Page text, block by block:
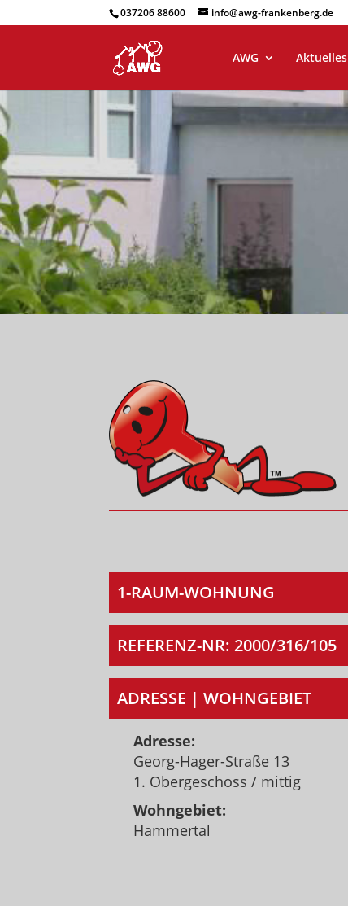
037206 88600 info@awg-frankenberg.de
AWG Aktuelles
1-RAUM-WOHNUNG
REFERENZ-NR: 2000/316/105
ADRESSE | WOHNGEBIET
Adresse:
Georg-Hager-Straße 13
1. Obergeschoss / mittig
Wohngebiet:
Hammertal